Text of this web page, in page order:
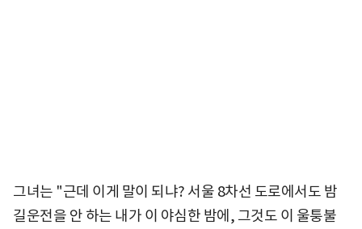
그녀는 "근데 이게 말이 되냐? 서울 8차선 도로에서도 밤
길운전을 안 하는 내가 이 야심한 밤에, 그것도 이 울퉁불